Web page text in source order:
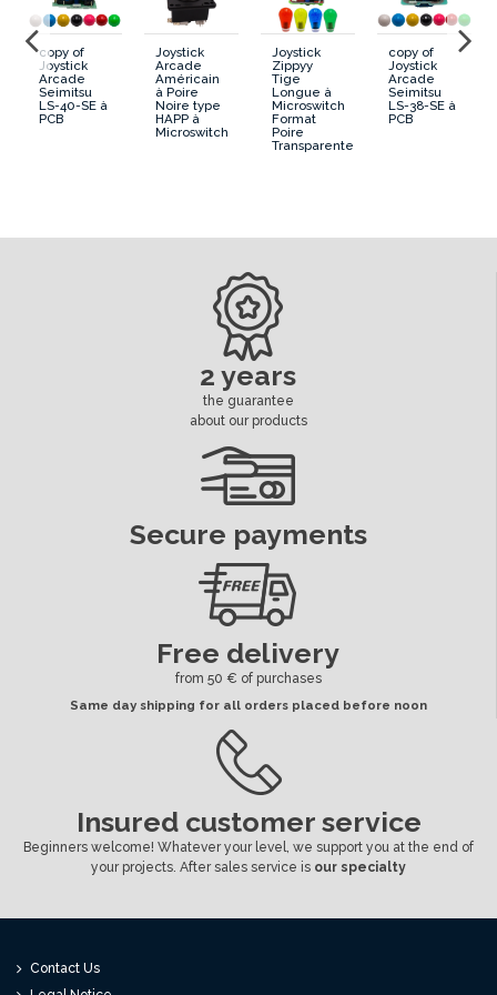
copy of
Joystick
Arcade
Seimitsu
LS-40-SE à
PCB
Joystick
Arcade
Américain
à Poire
Noire type
HAPP à
Microswitch
Joystick
Zippyy
Tige
Longue à
Microswitch
Format
Poire
Transparente
copy of
Joystick
Arcade
Seimitsu
LS-38-SE à
PCB
2 years
the guarantee
about our products
Secure payments
Free delivery
from 50 € of purchases
Same day shipping for all orders placed before noon
Insured customer service
Beginners welcome! Whatever your level, we support you at the end of
your projects. After sales service is our specialty
Contact Us